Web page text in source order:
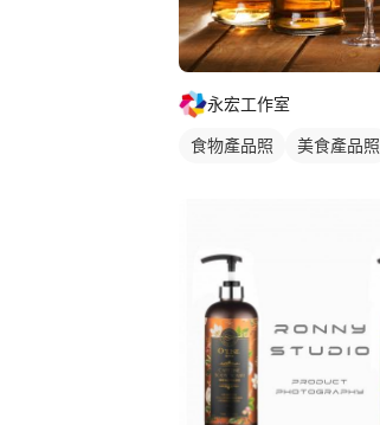
永宏工作室
食物產品照 美食產品照